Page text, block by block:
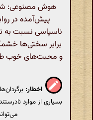
هوش مصنوعی:
پیش‌آمده در
ناسپاسی نسبت به
برابر سختی‌ها
و محبت‌های خوب
اخطار:
بسیاری از موارد